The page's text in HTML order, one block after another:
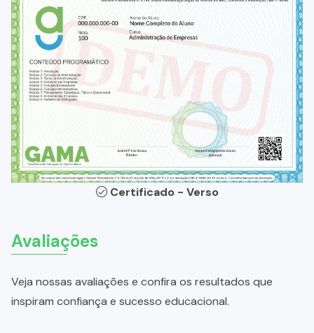
Certificado - Verso
Avaliações
Veja nossas avaliações e confira os resultados que
inspiram confiança e sucesso educacional.